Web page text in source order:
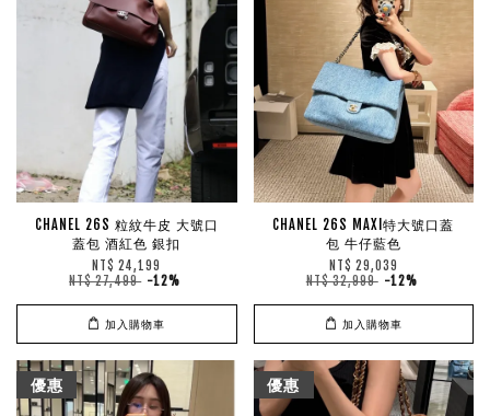
CHANEL 26S 粒紋牛皮 大號口
蓋包 酒紅色 銀扣
NT$ 24,199
NT$ 27,499 -12%
加入購物車
CHANEL 26S MAXI特大號口蓋
包 牛仔藍色
NT$ 29,039
NT$ 32,999 -12%
加入購物車
優惠 優惠